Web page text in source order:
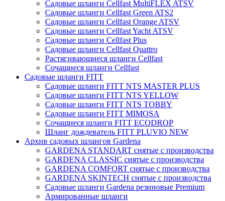
Садовые шланги Cellfast MultiFLEX ATSV
Садовые шланги Cellfast Green ATS2
Садовые шланги Cellfast Orange ATSV
Садовые шланги Cellfast Yacht ATSV
Садовые шланги Cellfast Plus
Садовые шланги Cellfast Quattro
Растягивающиеся шланги Cellfast
Сочащиеся шланги Cellfast
Садовые шланги FITT
Садовые шланги FITT NTS MASTER PLUS
Садовые шланги FITT NTS YELLOW
Садовые шланги FITT NTS TOBBY
Садовые шланги FITT MIMOSA
Сочащиеся шланги FITT ECODROP
Шланг дождеватель FITT PLUVIO NEW
Архив садовых шлангов Gardena
GARDENA STANDART снятые с производства
GARDENA CLASSIC снятые с производства
GARDENA COMFORT снятые с производства
GARDENA SKINTECH снятые с производства
Садовые шланги Gardena резиновые Premium
Армированные шланги